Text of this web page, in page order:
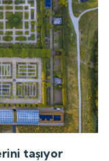
taşıyor